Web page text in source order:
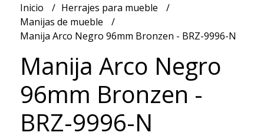
Inicio
Herrajes para mueble
Manijas de mueble
Manija Arco Negro 96mm Bronzen - BRZ-9996-N
Manija Arco Negro
96mm Bronzen -
BRZ-9996-N